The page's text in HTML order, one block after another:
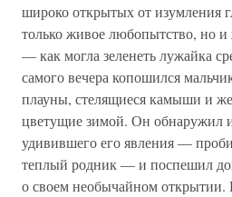
широко открытых от изумления
только живое любопытство, но и
— как могла зеленеть лужайка
самого вечера копошился
плауны, стелящиеся камыши и
цветущие зимой. Он обнаружил
удивившего его явления —
теплый родник — и поспешил
о своем необычайном открытии.